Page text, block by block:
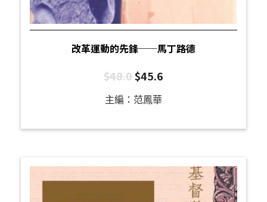
改革運動的先鋒──馬丁路德
$48.0$45.6
主編：范鳳華